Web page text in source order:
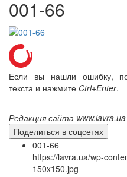
001-66
Если вы нашли ошибку,
текста и нажмите Ctrl+Enter.
Редакция сайта www.lavra.ua
Поделиться в соцсетях
001-66
https://lavra.ua/wp-
150x150.jpg